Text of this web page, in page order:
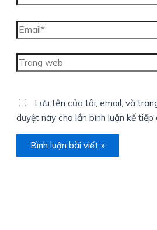
Email*
Trang
web
Lưu tên của tôi, email, và
duyệt này cho lần bình luận kế tiếp